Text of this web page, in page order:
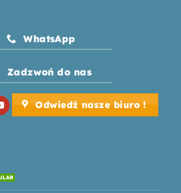
WhatsApp
Zadzwoń do nas
Odwiedź nasze biuro !